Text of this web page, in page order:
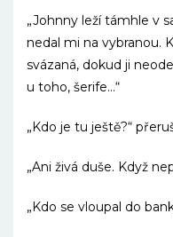
„Johnny leží támhle v
nedal mi na vybranou.
svázaná, dokud ji
u toho, šerife…“
„Kdo je tu ještě?“
„Ani živá duše. Když
„Kdo se vloupal do